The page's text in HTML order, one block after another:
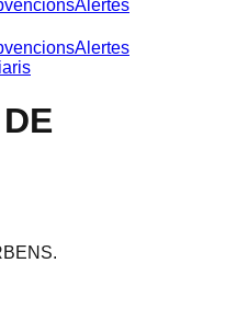
Alertes
Alertes
.